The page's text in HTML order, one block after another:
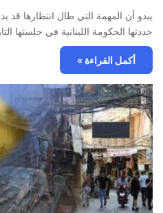
يبدو أن المهمة التي طال انتظارها قد
حددتها الحكومة اللبنانية في جلستها
أكمل القراءة »